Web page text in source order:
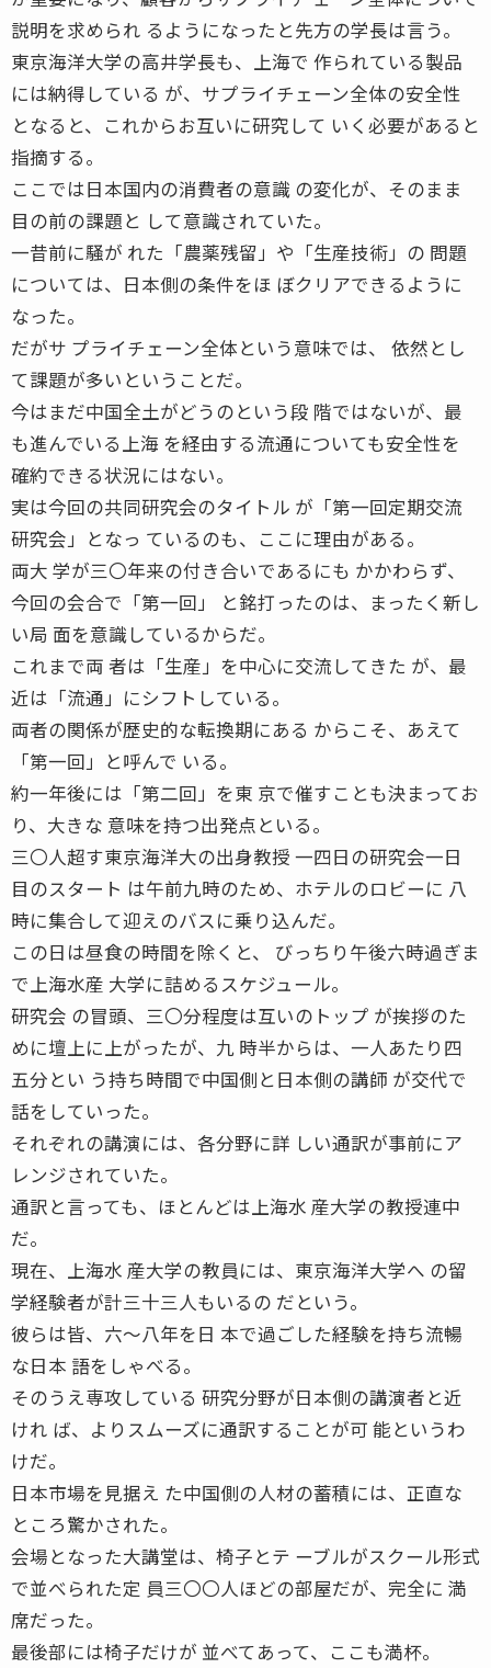
説明を求められ るようになったと先方の学長は言う。
東京海洋大学の高井学長も、上海で 作られている製品
には納得している が、サプライチェーン全体の安全性
となると、これからお互いに研究して いく必要があると
指摘する。
ここでは日本国内の消費者の意識 の変化が、そのまま
目の前の課題と して意識されていた。
一昔前に騒が れた「農薬残留」や「生産技術」の 問題
については、日本側の条件をほ ぼクリアできるように
なった。
だがサ プライチェーン全体という意味では、 依然とし
て課題が多いということだ。
今はまだ中国全土がどうのという段 階ではないが、最
も進んでいる上海 を経由する流通についても安全性を
確約できる状況にはない。
実は今回の共同研究会のタイトル が「第一回定期交流
研究会」となっ ているのも、ここに理由がある。
両大 学が三〇年来の付き合いであるにも かかわらず、
今回の会合で「第一回」 と銘打ったのは、まったく新し
い局 面を意識しているからだ。
これまで両 者は「生産」を中心に交流してきた が、最
近は「流通」にシフトしている。
両者の関係が歴史的な転換期にある からこそ、あえて
「第一回」と呼んで いる。
約一年後には「第二回」を東 京で催すことも決まってお
り、大きな 意味を持つ出発点といる。
三〇人超す東京海洋大の出身教授 一四日の研究会一日
目のスタート は午前九時のため、ホテルのロビーに 八
時に集合して迎えのバスに乗り込んだ。
この日は昼食の時間を除くと、 びっちり午後六時過ぎま
で上海水産 大学に詰めるスケジュール。
研究会 の冒頭、三〇分程度は互いのトップ が挨拶のた
めに壇上に上がったが、九 時半からは、一人あたり四
五分とい う持ち時間で中国側と日本側の講師 が交代で
話をしていった。
それぞれの講演には、各分野に詳 しい通訳が事前にア
レンジされていた。
通訳と言っても、ほとんどは上海水 産大学の教授連中
だ。
現在、上海水 産大学の教員には、東京海洋大学へ の留
学経験者が計三十三人もいるの だという。
彼らは皆、六〜八年を日 本で過ごした経験を持ち流暢
な日本 語をしゃべる。
そのうえ専攻している 研究分野が日本側の講演者と近
けれ ば、よりスムーズに通訳することが可 能というわ
けだ。
日本市場を見据え た中国側の人材の蓄積には、正直な
ところ驚かされた。
会場となった大講堂は、椅子とテ ーブルがスクール形式
で並べられた定 員三〇〇人ほどの部屋だが、完全に 満
席だった。
最後部には椅子だけが 並べてあって、ここも満杯。